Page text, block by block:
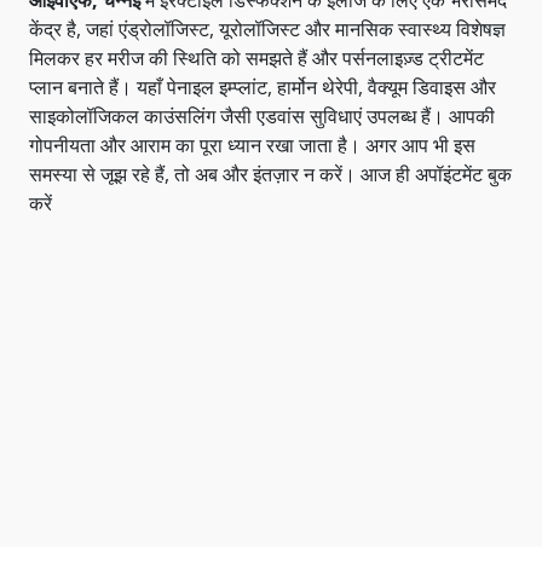
केंद्र है, जहां एंड्रोलॉजिस्ट, यूरोलॉजिस्ट और मानसिक स्वास्थ्य विशेषज्ञ
मिलकर हर मरीज की स्थिति को समझते हैं और पर्सनलाइज़्ड ट्रीटमेंट
प्लान बनाते हैं। यहाँ पेनाइल इम्प्लांट, हार्मोन थेरेपी, वैक्यूम डिवाइस और
साइकोलॉजिकल काउंसलिंग जैसी एडवांस सुविधाएं उपलब्ध हैं। आपकी
गोपनीयता और आराम का पूरा ध्यान रखा जाता है। अगर आप भी इस
समस्या से जूझ रहे हैं, तो अब और इंतज़ार न करें। आज ही अपॉइंटमेंट बुक
करें